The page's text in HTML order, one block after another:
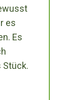
es
Es
Stück.